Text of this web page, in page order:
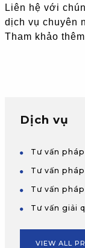
Liên hệ với
dịch vụ chuyên
Tham khảo
Dịch vụ
Tư vấn
Tư vấn
Tư vấn
Tư vấn giải
VIEW ALL